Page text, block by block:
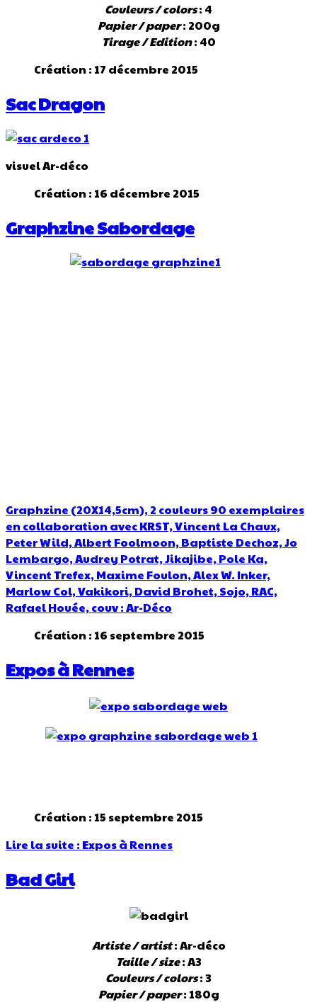
Couleurs / colors: 4
Papier / paper: 200g
Tirage / Edition: 40
Création : 17 décembre 2015
Sac Dragon
visuel Ar-déco
Création : 16 décembre 2015
Graphzine Sabordage
Graphzine (20X14,5cm), 2 couleurs 90 exemplaires
en collaboration avec KRST, Vincent La Chaux,
Peter Wild, Albert Foolmoon, Baptiste Dechoz, Jo
Lembargo, Audrey Potrat, Jikajibe, Pole Ka,
Vincent Trefex, Maxime Foulon, Alex W. Inker,
Marlow Col, Vakikori, David Brohet, Sojo, RAC,
Rafael Houée, couv : Ar-Déco
Création : 16 septembre 2015
Expos à Rennes
Création : 15 septembre 2015
Lire la suite : Expos à Rennes
Bad Girl
Artiste / artist: Ar-déco
Taille / size: A3
Couleurs / colors: 3
Papier / paper: 180g